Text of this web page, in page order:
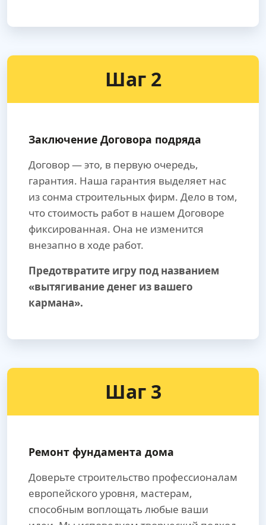
Шаг 2
Заключение Договора подряда
Договор — это, в первую очередь,
гарантия. Наша гарантия выделяет нас
из сонма строительных фирм. Дело в том,
что стоимость работ в нашем Договоре
фиксированная. Она не изменится
внезапно в ходе работ.
Предотвратите игру под названием
«вытягивание денег из вашего
кармана».
Шаг 3
Ремонт фундамента дома
Доверьте строительство профессионалам
европейского уровня, мастерам,
способным воплощать любые ваши